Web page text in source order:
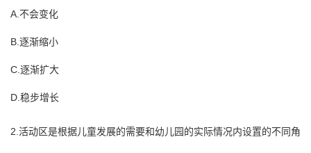
A.不会变化
B.逐渐缩小
C.逐渐扩大
D.稳步增长
2.活动区是根据儿童发展的需要和幼儿园的实际情况内设置的不同角